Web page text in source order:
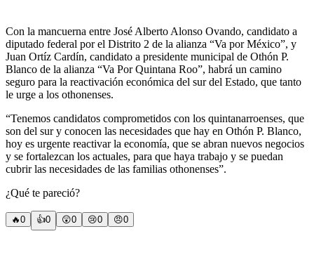
Con la mancuerna entre José Alberto Alonso Ovando, candidato a
diputado federal por el Distrito 2 de la alianza “Va por México”, y
Juan Ortíz Cardín, candidato a presidente municipal de Othón P.
Blanco de la alianza “Va Por Quintana Roo”, habrá un camino
seguro para la reactivación económica del sur del Estado, que tanto
le urge a los othonenses.
“Tenemos candidatos comprometidos con los quintanarroenses, que
son del sur y conocen las necesidades que hay en Othón P. Blanco,
hoy es urgente reactivar la economía, que se abran nuevos negocios
y se fortalezcan los actuales, para que haya trabajo y se puedan
cubrir las necesidades de las familias othonenses”.
¿Qué te pareció?
🔥0 👍0 😲0 😢0 😠0